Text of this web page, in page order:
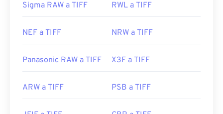
Sigma RAW a TIFF RWL a TIFF
NEF a TIFF NRW a TIFF
Panasonic RAW a TIFF X3F a TIFF
ARW a TIFF PSB a TIFF